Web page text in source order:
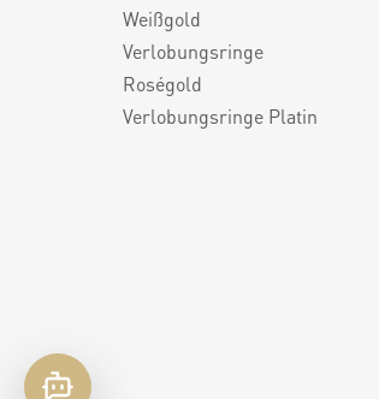
Weißgold
Verlobungsringe
Roségold
Verlobungsringe Platin